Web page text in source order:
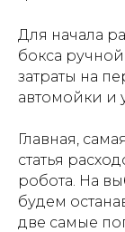
Для начала
бокса
затраты на
автомойки и
Главная,
статья
робота. На
будем
две самые